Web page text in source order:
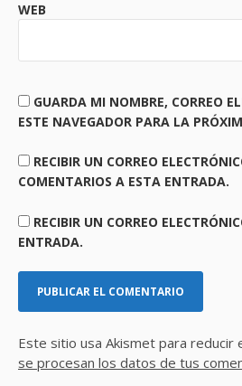
WEB
GUARDA MI NOMBRE, CORREO
ESTE NAVEGADOR PARA LA
RECIBIR UN CORREO
COMENTARIOS A ESTA ENTRADA.
RECIBIR UN CORREO
ENTRADA.
Este sitio usa Akismet para reducir
se procesan los datos de tus